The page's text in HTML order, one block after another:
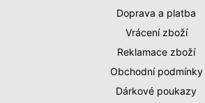
Doprava a platba
Vrácení zboží
Reklamace zboží
Obchodní podmínky
Dárkové poukazy